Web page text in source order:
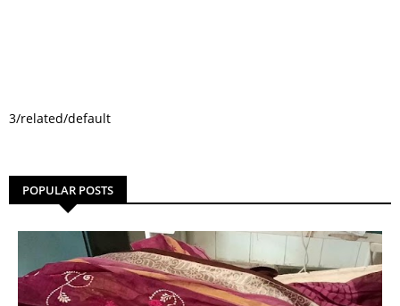
3/related/default
POPULAR POSTS